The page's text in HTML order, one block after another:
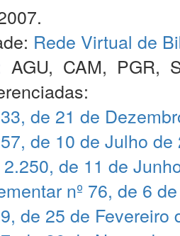
Rede Virtual de
AGU, CAM, PGR,
de 21 de
de 10 de Julho de
2.250, de 11 de
nº 76, de 6
de 25 de Fevereiro